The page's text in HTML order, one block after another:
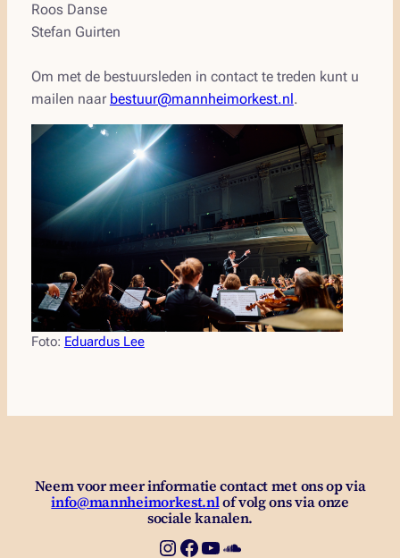
Roos Danse
Stefan Guirten
Om met de bestuursleden in contact te treden kunt u
mailen naar bestuur@mannheimorkest.nl.
Foto: Eduardus Lee
Neem voor meer informatie contact met ons op via
info@mannheimorkest.nlof volg ons via onze
sociale kanalen.
Instagram
Facebook
YouTube
SoundCloud